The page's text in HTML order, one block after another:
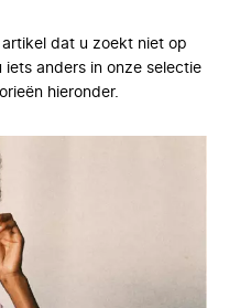
dat u zoekt niet op
anders in onze selectie
hieronder.